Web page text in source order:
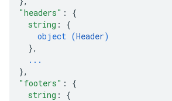
"headers" : {
string : {
object (Header)
},
...
},
"footers" : {
string : {